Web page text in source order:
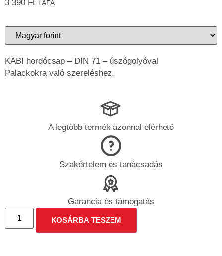
3 390 Ft +ÁFA
KABI hordócsap – DIN 71 – úszógolyóval
Palackokra való szereléshez.
A legtöbb termék azonnal elérhető
Szakértelem és tanácsadás
Garancia és támogatás
KOSÁRBA TESZEM